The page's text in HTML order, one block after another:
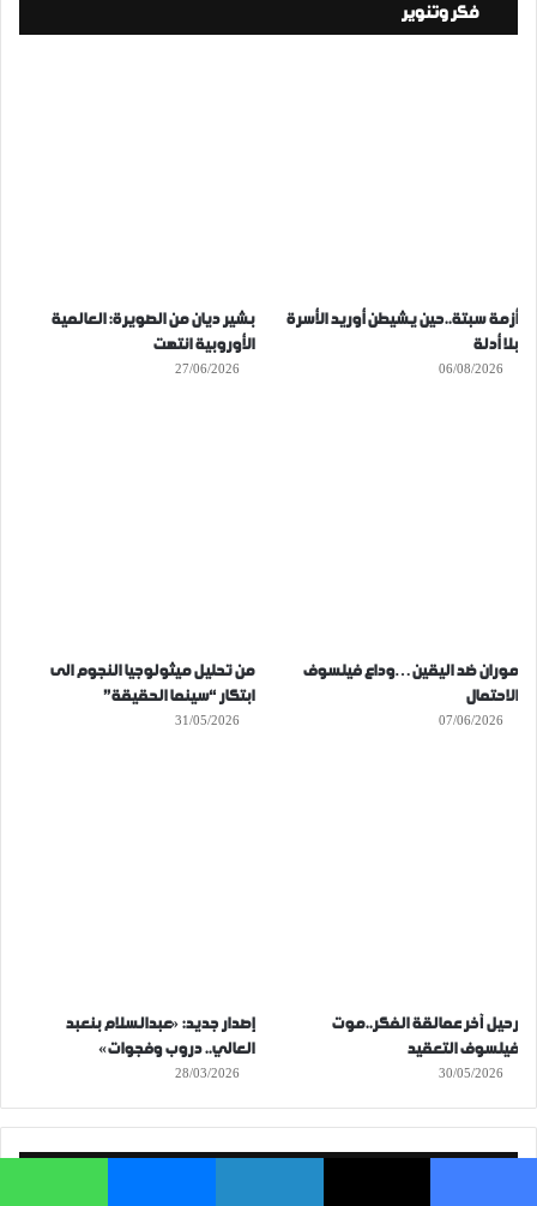
فكر وتنوير
أزمة سبتة..حين يشيطن أوريد الأسرة
بلا أدلة
06/08/2026
بشير ديان من الصويرة: العالمية
الأوروبية انتهت
27/06/2026
موران ضد اليقين…وداع فيلسوف
الاحتمال
07/06/2026
من تحليل ميثولوجيا النجوم الى
ابتكار “سينما الحقيقة”
31/05/2026
رحيل آخر عمالقة الفكر..موت
فيلسوف التعقيد
30/05/2026
إصدار جديد: «عبدالسلام بنعبد
العالي.. دروب وفجوات»
28/03/2026